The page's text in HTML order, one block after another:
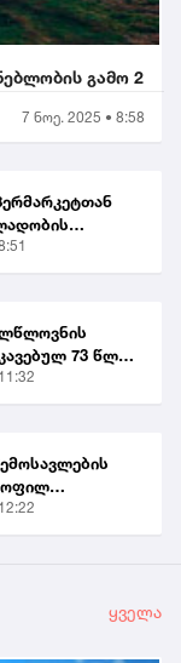
გამო 2
7 ნოე. 2025 • 8:58
73 წლის
ყველა